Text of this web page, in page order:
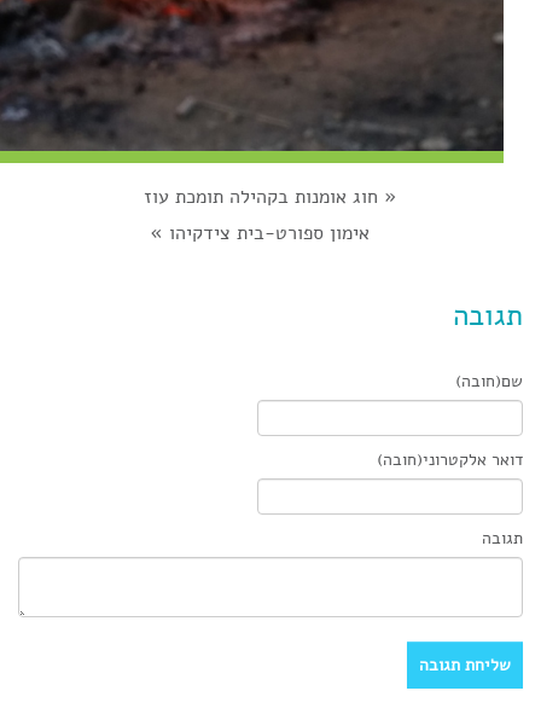
« חוג אומנות בקהילה תומכת עוז
אימון ספורט-בית צידקיהו»
תגובה
שם(חובה)
דואר אלקטרוני(חובה)
תגובה